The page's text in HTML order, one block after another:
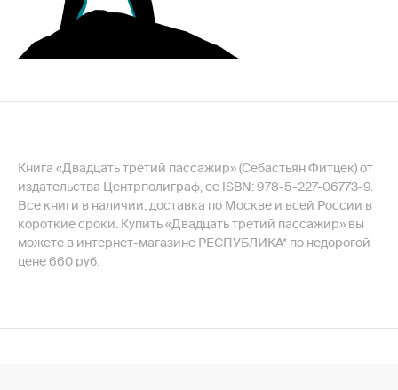
Книга «Двадцать третий пассажир» (Себастьян Фитцек) от
издательства Центрполиграф, ее ISBN: 978-5-227-06773-9.
Все книги в наличии, доставка по Москве и всей России в
короткие сроки. Купить «Двадцать третий пассажир» вы
можете в интернет-магазине РЕСПУБЛИКА* по недорогой
цене 660 руб.